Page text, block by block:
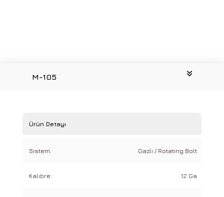
M-105
Ürün Detayı
Sistem: Gazlı / Rotating Bolt
Kalibre: 12 Ga